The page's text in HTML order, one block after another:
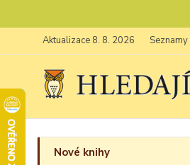
Aktualizace 8. 8. 2026 Seznamy
Nové knihy